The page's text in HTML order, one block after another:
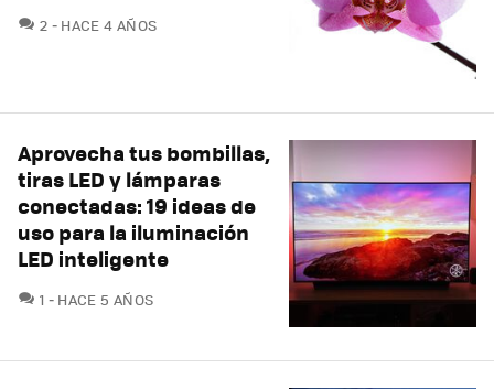
2 COMENTARIOS
HACE 4 AÑOS
Aprovecha tus bombillas,
tiras LED y lámparas
conectadas: 19 ideas de
uso para la iluminación
LED inteligente
1 COMENTARIOS
HACE 5 AÑOS